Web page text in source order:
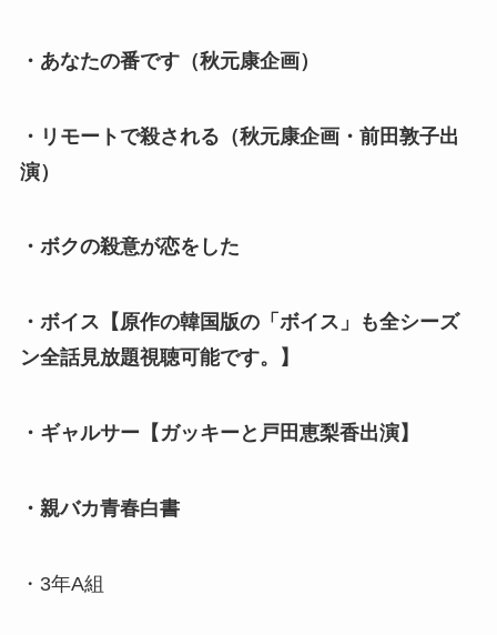
・あなたの番です（秋元康企画）
・リモートで殺される（秋元康企画・前田敦子出
演）
・ボクの殺意が恋をした
・ボイス【原作の韓国版の「ボイス」も全シーズ
ン全話見放題視聴可能です。】
・ギャルサー【ガッキーと戸田恵梨香出演】
・親バカ青春白書
・3年A組